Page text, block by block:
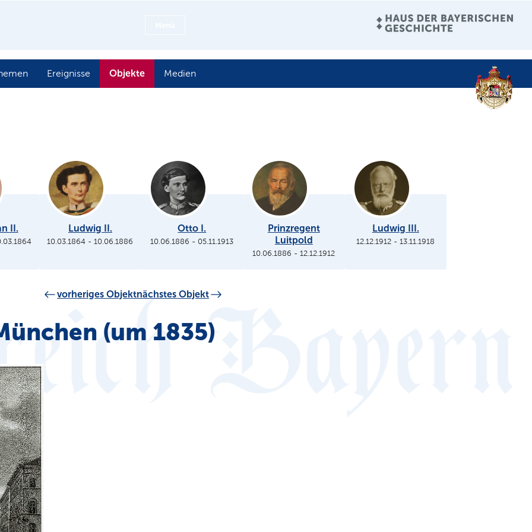
Ereignisse Objekte Medien
II. Ludwig II.
10.03.1864 -10.06.1886
Otto I.
10.06.1886 - 05.11.1913
Prinzregent
Luitpold
10.06.1886 -12.12.1912
Ludwig III.
12.12.1912 -13.11.1918
vorheriges Objektnächstes Objekt
(um 1835)